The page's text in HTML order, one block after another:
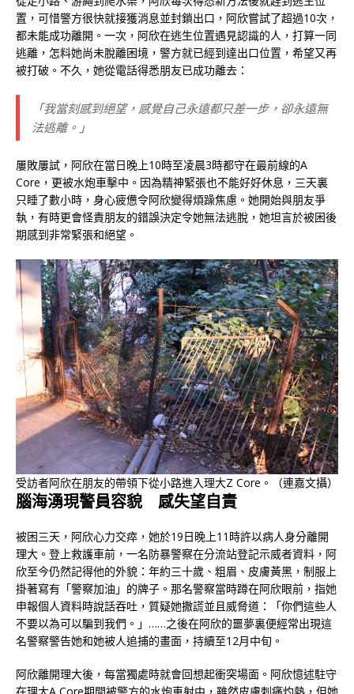
置，可惜警方很快就接獲消息並封鎖出口，阿欣嘗試了超過10次，
都未能成功離開。一次，阿欣在逃生位置遇見認識的人，打算一同
逃離，怎料她尚未脫離困境，警方就已經到達出口位置，希望又再
被打破。不久，她從電話得悉朋友已成功離去：
「我當刻感到絕望，感覺自己永遠都只差一步，卻永遠無
法逃離。」
屢敗屢試，阿欣在當日晚上10時至凌晨3時都守在最前線的A
Core，更被水炮車擊中。因為精神緊張也不能好好休息，三天裏
只睡了數小時，身心疲憊令阿欣變得煩躁焦慮。她開始與朋友爭
執，有時更會怪責朋友的錯誤決定令她無法逃脫，她坦言於被困後
期感到非常緊張和絕望。
受訪者阿欣在朋友的帶領下從小路進入理大Z Core。（連嘉文攝）
腦海湧現警員容貌 感失望自責
被困三天，阿欣心力交瘁，她於19日晚上11時許以病人身分離開
理大。登上救護車前，一名防暴警察在分流站登記示威者資料，阿
欣至今仍然記得他的外貌：年約三十歲、粗眉、皮膚黃黑，制服上
掛著寫有「警察加油」的牌子。那名警察當時蹲在阿欣眼前，指她
申報個人資料時說話吞吐，質疑她撒謊並且威脅道：「你們這些人
不要以為可以騙到我們。」……之後在阿欣的噩夢裏便經常出現這
名警察警告她和她被人追捕的畫面，持續至12月中旬。
阿欣離開理大後，每當獨處時就會回想起衝突場面。阿欣憶述駐守